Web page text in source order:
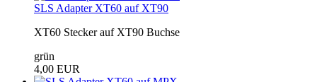
SLS Adapter XT60 auf XT90
XT60 Stecker auf XT90 Buchse
grün
4,00 EUR